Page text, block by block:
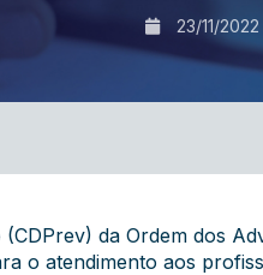
23/11/2022
da Ordem dos
o atendimento aos